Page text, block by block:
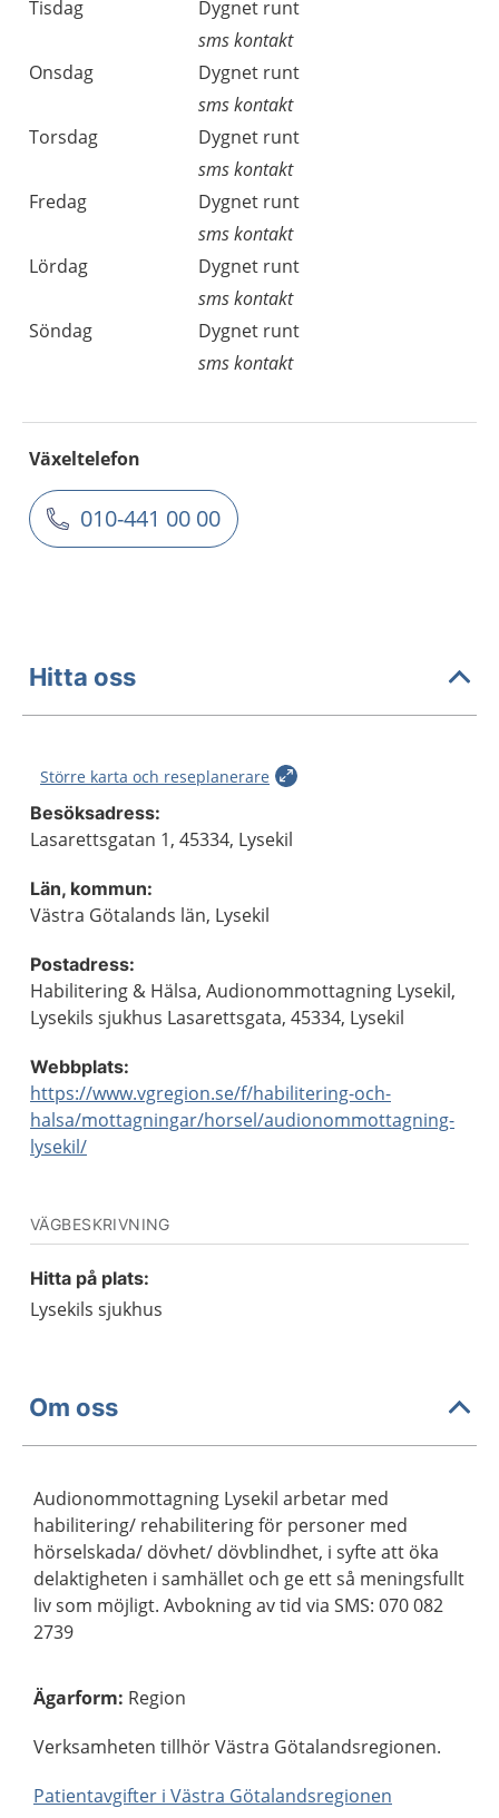
Tisdag
Dygnet runt
sms kontakt
Onsdag
Dygnet runt
sms kontakt
Torsdag
Dygnet runt
sms kontakt
Fredag
Dygnet runt
sms kontakt
Lördag
Dygnet runt
sms kontakt
Söndag
Dygnet runt
sms kontakt
Växeltelefon
010-441 00 00
Hitta oss
Större karta och reseplanerare
Besöksadress:
Lasarettsgatan 1, 45334, Lysekil
Län, kommun:
Västra Götalands län, Lysekil
Postadress:
Habilitering & Hälsa, Audionommottagning Lysekil,
Lysekils sjukhus Lasarettsgata, 45334, Lysekil
Webbplats:
https://www.vgregion.se/f/habilitering-och-
halsa/mottagningar/horsel/audionommottagning-
lysekil/
VÄGBESKRIVNING
Hitta på plats:
Lysekils sjukhus
Om oss
Audionommottagning Lysekil arbetar med
habilitering/ rehabilitering för personer med
hörselskada/ dövhet/ dövblindhet, i syfte att öka
delaktigheten i samhället och ge ett så meningsfullt
liv som möjligt. Avbokning av tid via SMS: 070 082
2739
Ägarform: Region
Verksamheten tillhör Västra Götalandsregionen.
Patientavgifter i Västra Götalandsregionen